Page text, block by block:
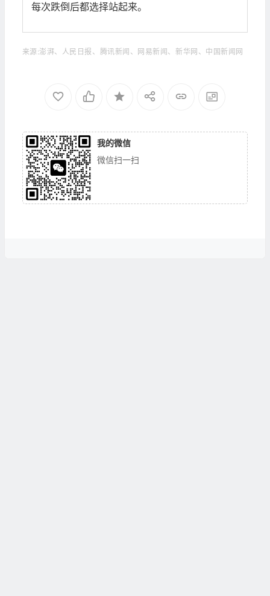
每次跌倒后都选择站起来。
来源:澎湃、人民日报、腾讯新闻、网易新闻、新华网、中国新闻网
我的微信
微信扫一扫